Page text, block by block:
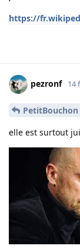
https://
pezronf 14
PetitBouchon
elle est surtout